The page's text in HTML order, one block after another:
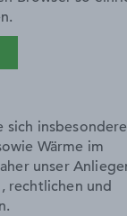
sich
Wärme im
unser
rechtlichen und